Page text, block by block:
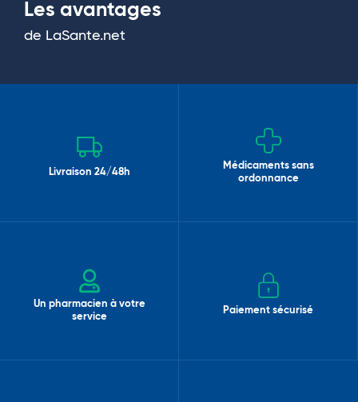
Les avantages
de LaSante.net
Livraison 24/48h
Médicaments sans
ordonnance
Un pharmacien à votre
service
Paiement sécurisé